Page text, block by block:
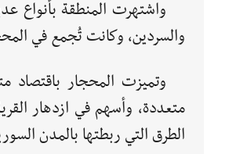
واشتهرت المنطقة بأنواع
والسردين، وكانت تُجمع في
وتميزت المحجار باقتصاد
متعددة، وأسهم في ازدهار
الطرق التي ربطتها بالمدن